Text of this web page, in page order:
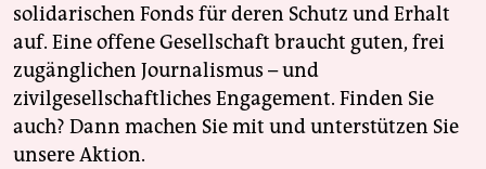
solidarischen Fonds für deren Schutz und Erhalt
auf. Eine offene Gesellschaft braucht guten, frei
zugänglichen Journalismus – und
zivilgesellschaftliches Engagement. Finden Sie
auch? Dann machen Sie mit und unterstützen Sie
unsere Aktion.